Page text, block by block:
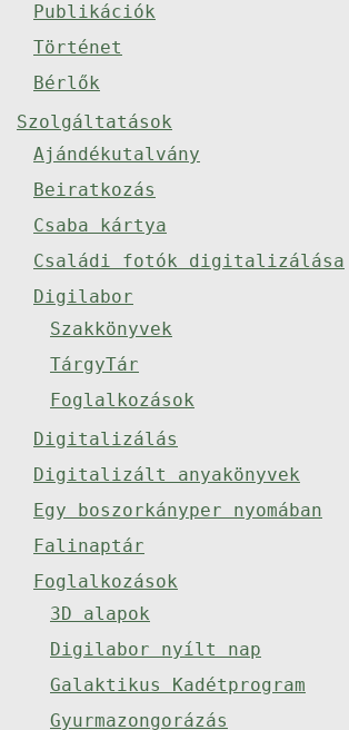
Publikációk
Történet
Bérlők
Szolgáltatások
Ajándékutalvány
Beiratkozás
Csaba kártya
Családi fotók digitalizálása
Digilabor
Szakkönyvek
TárgyTár
Foglalkozások
Digitalizálás
Digitalizált anyakönyvek
Egy boszorkányper nyomában
Falinaptár
Foglalkozások
3D alapok
Digilabor nyílt nap
Galaktikus Kadétprogram
Gyurmazongorázás